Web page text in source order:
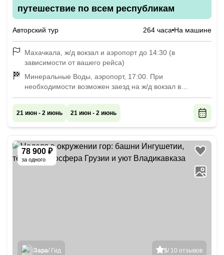
путешествие по всем республикам
Авторский тур 264 часа На машине
Махачкала, ж/д вокзал и аэропорт до 14:30 (в
зависимости от вашего рейса)
Минеральные Воды, аэропорт, 17:00. При
необходимости возможен заезд на ж/д вокзал в
Минеральных Водах. Мы рекомендуем покупать
обратные билеты на рейсы, следующие после 19:00
21 июн - 2 июнь 21 июн - 2 июнь
78 900 ₽
за одного
5/ 10 отзывов
Зара/ Гид